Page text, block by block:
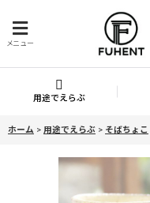
メニュー
用途でえらぶ
ホーム > 用途でえらぶ > そばちょこ